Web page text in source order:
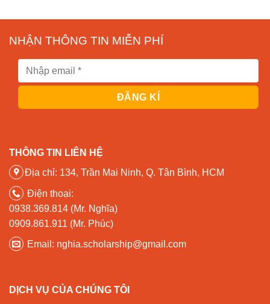
NHẬN THÔNG TIN MIỄN PHÍ
THÔNG TIN LIÊN HỆ
Địa chỉ: 134, Trần Mai Ninh, Q. Tân Bình, HCM
Điện thoại:
0938.369.814 (Mr. Nghĩa)
0909.861.911 (Mr. Phúc)
Email: nghia.scholarship@gmail.com
DỊCH VỤ CỦA CHÚNG TÔI